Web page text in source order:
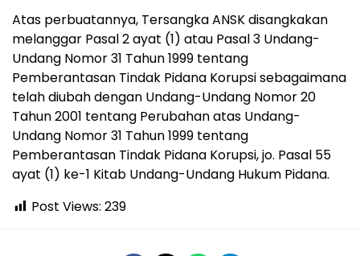
Atas perbuatannya, Tersangka ANSK disangkakan
melanggar Pasal 2 ayat (1) atau Pasal 3 Undang-
Undang Nomor 31 Tahun 1999 tentang
Pemberantasan Tindak Pidana Korupsi sebagaimana
telah diubah dengan Undang-Undang Nomor 20
Tahun 2001 tentang Perubahan atas Undang-
Undang Nomor 31 Tahun 1999 tentang
Pemberantasan Tindak Pidana Korupsi, jo. Pasal 55
ayat (1) ke-1 Kitab Undang-Undang Hukum Pidana.
Post Views: 239